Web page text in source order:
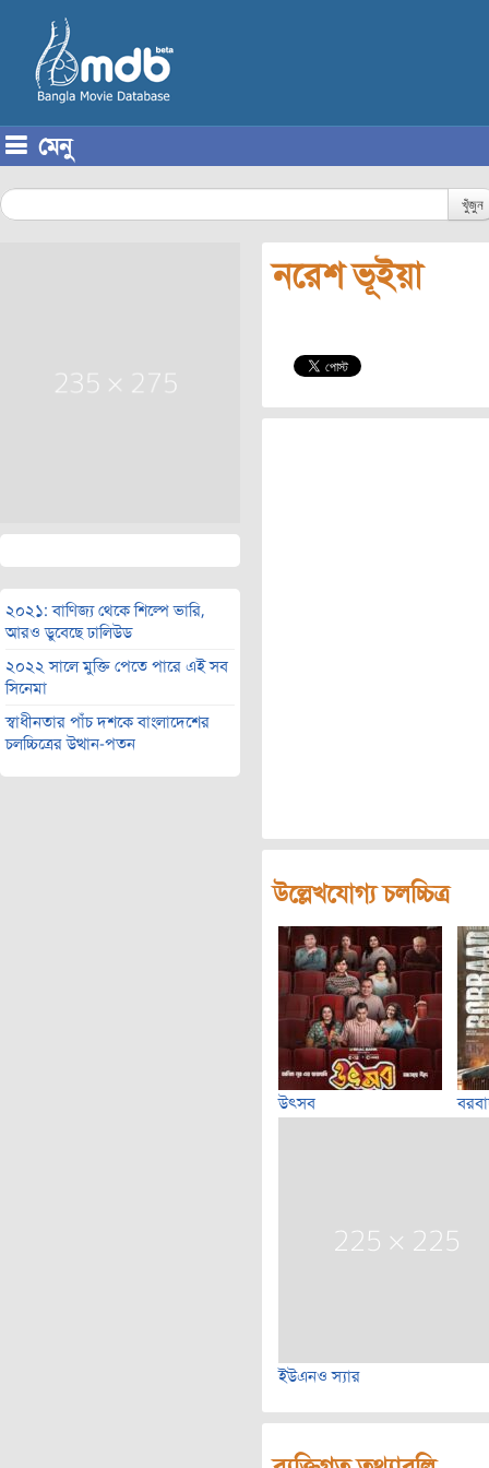
মেনু
খুঁজুন
২০২১: বাণিজ্য থেকে শিল্পে ভারি,
আরও ডুবেছে ঢালিউড
২০২২ সালে মুক্তি পেতে পারে এই সব
সিনেমা
স্বাধীনতার পাঁচ দশকে বাংলাদেশের
চলচ্চিত্রের উত্থান-পতন
নরেশ ভূইয়া
উল্লেখযোগ্য চলচ্চিত্র
উৎসব
ইউএনও স্যার